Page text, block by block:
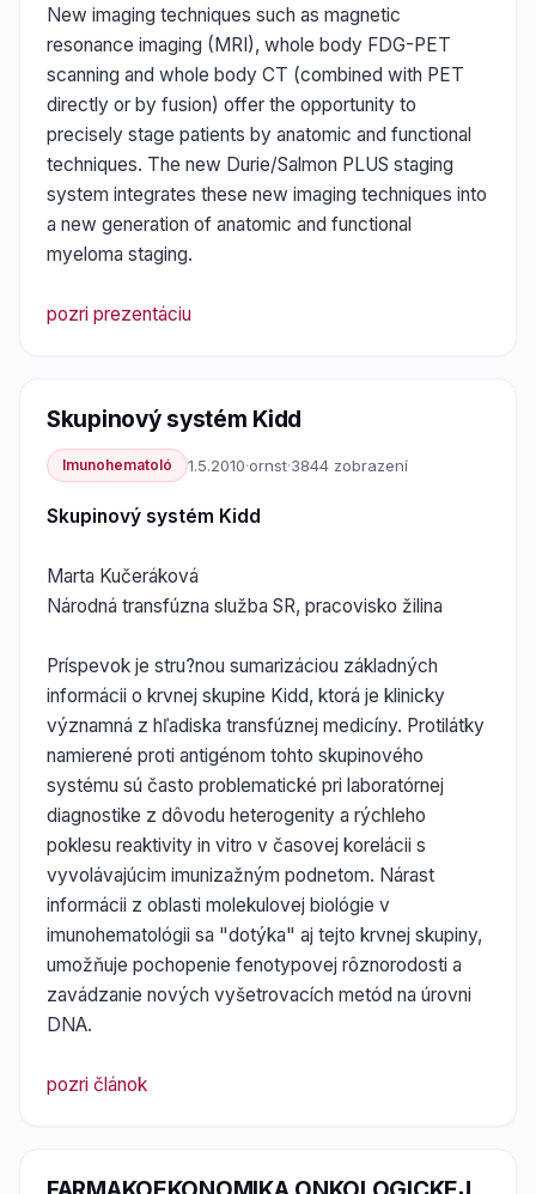
New imaging techniques such as magnetic
resonance imaging (MRI), whole body FDG-PET
scanning and whole body CT (combined with PET
directly or by fusion) offer the opportunity to
precisely stage patients by anatomic and functional
techniques. The new Durie/Salmon PLUS staging
system integrates these new imaging techniques into
a new generation of anatomic and functional
myeloma staging.
pozri prezentáciu
Skupinový systém Kidd
Imunohematoló 1.5.2010·ornst·3844 zobrazení
Skupinový systém Kidd
Marta Kučeráková
Národná transfúzna služba SR, pracovisko žilina
Príspevok je stru?nou sumarizáciou základných
informácii o krvnej skupine Kidd, ktorá je klinicky
významná z hľadiska transfúznej medicíny. Protilátky
namierené proti antigénom tohto skupinového
systému sú často problematické pri laboratórnej
diagnostike z dôvodu heterogenity a rýchleho
poklesu reaktivity in vitro v časovej korelácii s
vyvolávajúcim imunizažným podnetom. Nárast
informácii z oblasti molekulovej biológie v
imunohematológii sa "dotýka" aj tejto krvnej skupiny,
umožňuje pochopenie fenotypovej rôznorodosti a
zavádzanie nových vyšetrovacích metód na úrovni
DNA.
pozri článok